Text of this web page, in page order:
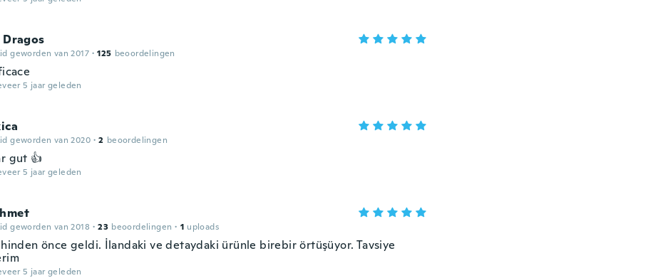
Dragos
geworden van 2017 · 125 beoordelingen
5 jaar geleden
geworden van 2020 · 2 beoordelingen
gut 👍
5 jaar geleden
geworden van 2018 · 23 beoordelingen · 1 uploads
önce geldi. İlandaki ve detaydaki ürünle birebir örtüşüyor. Tavsiye
5 jaar geleden